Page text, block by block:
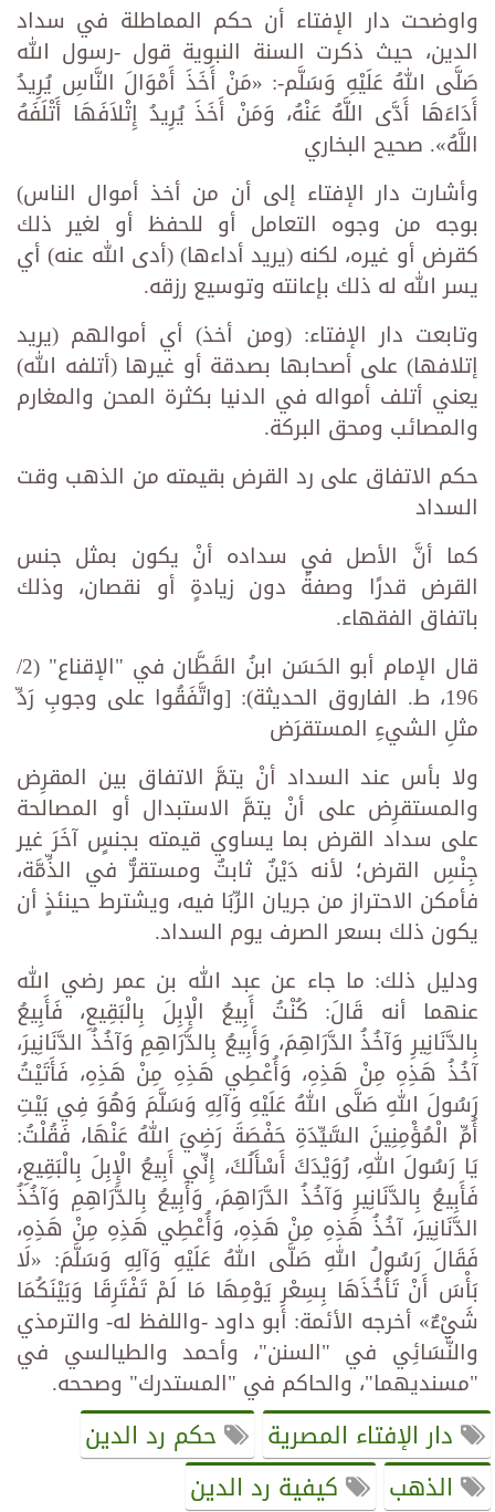
واوضحت دار الإفتاء أن حكم المماطلة في سداد
الدين، حيث ذكرت السنة النبوية قول -رسول الله
صَلَّى اللهُ عَلَيْهِ وَسَلَّم-: «مَنْ أَخَذَ أَمْوَالَ النَّاسِ يُرِيدُ
أَدَاءَهَا أَدَّى اللَّهُ عَنْهُ، وَمَنْ أَخَذَ يُرِيدُ إِتْلاَفَهَا أَتْلَفَهُ
اللَّهُ». صحيح البخاري
وأشارت دار الإفتاء إلى أن من أخذ أموال الناس)
بوجه من وجوه التعامل أو للحفظ أو لغير ذلك
كقرض أو غيره، لكنه (يريد أداءها) (أدى الله عنه) أي
يسر الله له ذلك بإعانته وتوسيع رزقه.
وتابعت دار الإفتاء: (ومن أخذ) أي أموالهم (يريد
إتلافها) على أصحابها بصدقة أو غيرها (أتلفه الله)
يعني أتلف أمواله في الدنيا بكثرة المحن والمغارم
والمصائب ومحق البركة.
حكم الاتفاق على رد القرض بقيمته من الذهب وقت
السداد
كما أنَّ الأصل في سداده أنْ يكون بمثل جنس
القرض قدرًا وصفةً دون زيادةٍ أو نقصان، وذلك
باتفاق الفقهاء.
قال الإمام أبو الحَسَن ابنُ القَطَّان في "الإقناع" (2/
196، ط. الفاروق الحديثة): [واتَّفَقُوا على وجوبِ رَدِّ
مثلِ الشيءِ المستقرَض
ولا بأس عند السداد أنْ يتمَّ الاتفاق بين المقرِض
والمستقرِض على أنْ يتمَّ الاستبدال أو المصالحة
على سداد القرض بما يساوي قيمته بجنسٍ آخَرَ غير
جِنْسِ القرض؛ لأنه دَيْنٌ ثابتٌ ومستقرٌّ في الذِّمَّة،
فأمكن الاحتراز من جريان الرِّبَا فيه، ويشترط حينئذٍ أن
يكون ذلك بسعر الصرف يوم السداد.
ودليل ذلك: ما جاء عن عبد الله بن عمر رضي الله
عنهما أنه قَالَ: كُنْتُ أَبِيعُ الْإِبِلَ بِالْبَقِيعِ، فَأَبِيعُ
بِالدَّنَانِيرِ وَآخُذُ الدَّرَاهِمَ، وَأَبِيعُ بِالدَّرَاهِمِ وَآخُذُ الدَّنَانِيرَ،
آخُذُ هَذِهِ مِنْ هَذِهِ، وَأُعْطِي هَذِهِ مِنْ هَذِهِ، فَأَتَيْتُ
رَسُولَ اللهِ صَلَّى اللهُ عَلَيْهِ وَآلِهِ وَسَلَّمَ وَهُوَ فِي بَيْتِ
أُمِّ الْمُؤْمِنِينَ السَّيِّدَةِ حَفْصَةَ رَضِيَ اللهُ عَنْهَا، فَقُلْتُ:
يَا رَسُولَ اللهِ، رُوَيْدَكَ أَسْأَلُكَ، إِنِّي أَبِيعُ الْإِبِلَ بِالْبَقِيعِ،
فَأَبِيعُ بِالدَّنَانِيرِ وَآخُذُ الدَّرَاهِمَ، وَأَبِيعُ بِالدَّرَاهِمِ وَآخُذُ
الدَّنَانِيرَ، آخُذُ هَذِهِ مِنْ هَذِهِ، وَأُعْطِي هَذِهِ مِنْ هَذِهِ،
فَقَالَ رَسُولُ اللهِ صَلَّى اللهُ عَلَيْهِ وَآلِهِ وَسَلَّمَ: «لَا
بَأْسَ أَنْ تَأْخُذَهَا بِسِعْرِ يَوْمِهَا مَا لَمْ تَفْتَرِقَا وَبَيْنَكُمَا
شَيْءٌ» أخرجه الأئمة: أبو داود -واللفظ له- والترمذي
والنَّسَائِي في "السنن"، وأحمد والطيالسي في
"مسنديهما"، والحاكم في "المستدرك" وصححه.
دار الإفتاء المصرية
حكم رد الدين
الذهب
كيفية رد الدين